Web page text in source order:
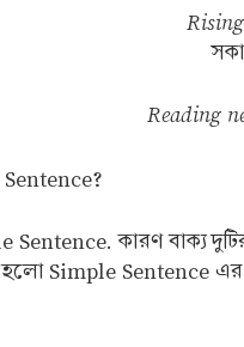
Reading
Sentence?
Sentence. কারণ
হলো Simple Sentence